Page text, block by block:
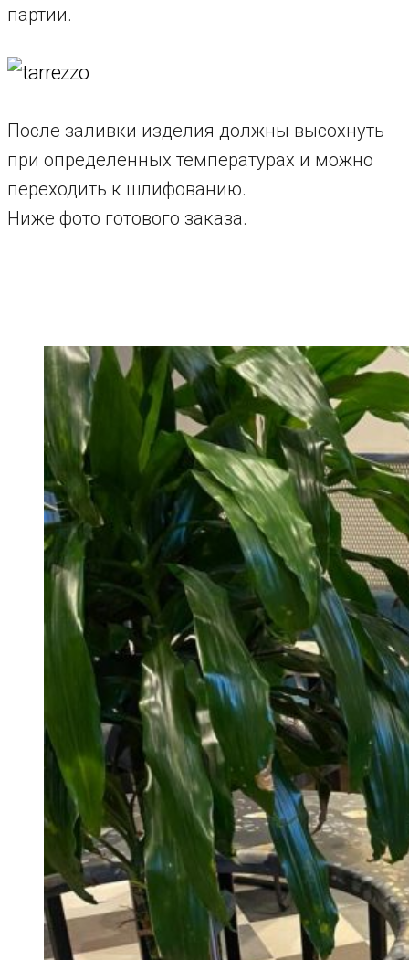
партии.
После заливки изделия должны высохнуть
при определенных температурах и можно
переходить к шлифованию.
Ниже фото готового заказа.